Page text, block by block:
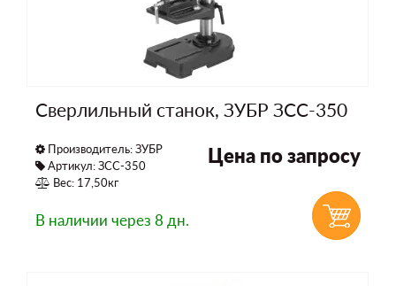
Сверлильный станок, ЗУБР ЗСС-350
Производитель:ЗУБР
Артикул: ЗСС-350
Вес: 17,50кг
Цена по запросу
В наличии через 8 дн.